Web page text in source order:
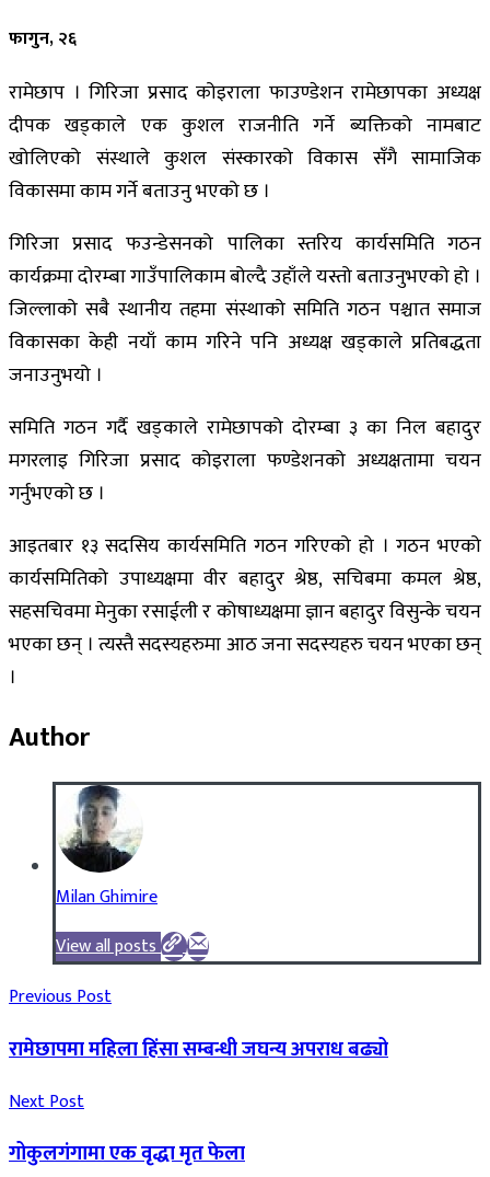
फागुन, २६
रामेछाप । गिरिजा प्रसाद कोइराला फाउण्डेशन रामेछापका अध्यक्ष
दीपक खड्काले एक कुशल राजनीति गर्ने ब्यक्तिको नामबाट
खोलिएको संस्थाले कुशल संस्कारको विकास सँगै सामाजिक
विकासमा काम गर्ने बताउनु भएको छ ।
गिरिजा प्रसाद फउन्डेसनको पालिका स्तरिय कार्यसमिति गठन
कार्यक्रमा दोरम्बा गाउँपालिकाम बोल्दै उहाँले यस्तो बताउनुभएको हो ।
जिल्लाको सबै स्थानीय तहमा संस्थाको समिति गठन पश्चात समाज
विकासका केही नयाँ काम गरिने पनि अध्यक्ष खड्काले प्रतिबद्धता
जनाउनुभयो ।
समिति गठन गर्दै खड्काले रामेछापको दोरम्बा ३ का निल बहादुर
मगरलाइ गिरिजा प्रसाद कोइराला फण्डेशनको अध्यक्षतामा चयन
गर्नुभएको छ ।
आइतबार १३ सदसिय कार्यसमिति गठन गरिएको हो । गठन भएको
कार्यसमितिको उपाध्यक्षमा वीर बहादुर श्रेष्ठ, सचिबमा कमल श्रेष्ठ,
सहसचिवमा मेनुका रसाईली र कोषाध्यक्षमा ज्ञान बहादुर विसुन्के चयन
भएका छन् । त्यस्तै सदस्यहरुमा आठ जना सदस्यहरु चयन भएका छन्
।
Author
Milan Ghimire
View all posts
Previous Post
रामेछापमा महिला हिंसा सम्बन्धी जघन्य अपराध बढ्यो
Next Post
गोकुलगंगामा एक वृद्धा मृत फेला